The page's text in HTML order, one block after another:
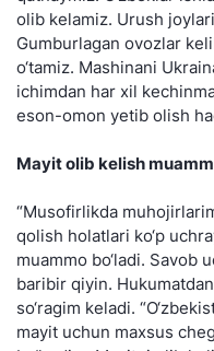
olib kelamiz. Urush
Gumburlagan ovozlar
o‘tamiz. Mashinani
ichimdan har xil
eson-omon yetib olish
Mayit olib kelish
“Musofirlikda
qolish holatlari ko‘p
muammo bo‘ladi. Savob
baribir qiyin.
so‘ragim keladi.
mayit uchun maxsus